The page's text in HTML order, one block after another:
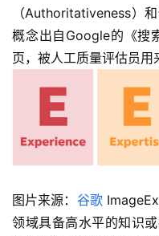
（Authoritativeness）
概念出自Google的《搜
页，被人工质量评估员
图片来源： 谷歌
领域具备高水平的知识